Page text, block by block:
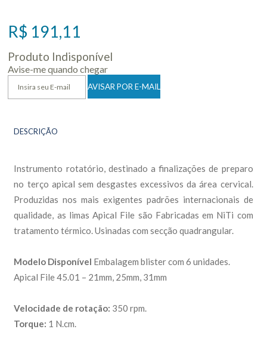
R$ 191,11
Produto Indisponível
Avise-me quando chegar
DESCRIÇÃO
Instrumento rotatório, destinado a finalizações de preparo
no terço apical sem desgastes excessivos da área cervical.
Produzidas nos mais exigentes padrões internacionais de
qualidade, as limas Apical File são Fabricadas em NiTi com
tratamento térmico. Usinadas com secção quadrangular.
Modelo Disponível Embalagem blister com 6 unidades.
Apical File 45.01 – 21mm, 25mm, 31mm
Velocidade de rotação: 350 rpm.
Torque: 1 N.cm.